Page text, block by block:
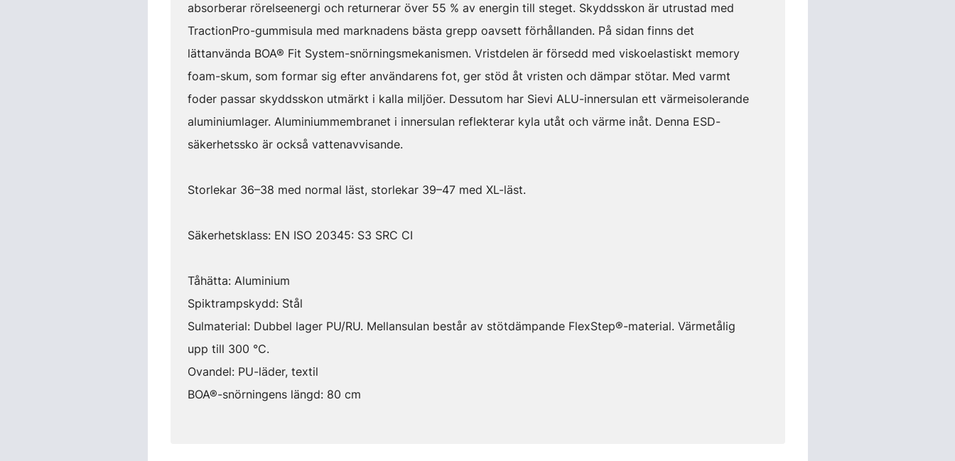
absorberar rörelseenergi och returnerar över 55 % av energin till steget. Skyddsskon är utrustad med
TractionPro-gummisula med marknadens bästa grepp oavsett förhållanden. På sidan finns det
lättanvända BOA® Fit System-snörningsmekanismen. Vristdelen är försedd med viskoelastiskt memory
foam-skum, som formar sig efter användarens fot, ger stöd åt vristen och dämpar stötar. Med varmt
foder passar skyddsskon utmärkt i kalla miljöer. Dessutom har Sievi ALU-innersulan ett värmeisolerande
aluminiumlager. Aluminiummembranet i innersulan reflekterar kyla utåt och värme inåt. Denna ESD-
säkerhetssko är också vattenavvisande.
Storlekar 36–38 med normal läst, storlekar 39–47 med XL-läst.
Säkerhetsklass: EN ISO 20345: S3 SRC CI
Tåhätta: Aluminium
Spiktrampskydd: Stål
Sulmaterial: Dubbel lager PU/RU. Mellansulan består av stötdämpande FlexStep®-material. Värmetålig
upp till 300 °C.
Ovandel: PU-läder, textil
BOA®-snörningens längd: 80 cm